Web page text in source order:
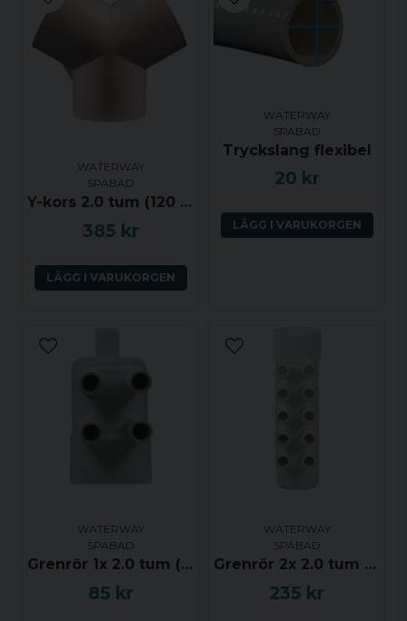
WATERWAY
SPABAD
Y-kors 2.0 tum (120 grader) ho-ho-ho
385 kr
LÄGG I VARUKORGEN
WATERWAY
SPABAD
Tryckslang flexibel
20 kr
LÄGG I VARUKORGEN
WATERWAY
SPABAD
Grenrör 1x 2.0 tum (ho) till 4x 0.75 tum (ha) med dränering
85 kr
WATERWAY
SPABAD
Grenrör 2x 2.0 tum (ha-ho) till 10x 0.75 tum (ha)
235 kr
Mejladress
Skicka fråga